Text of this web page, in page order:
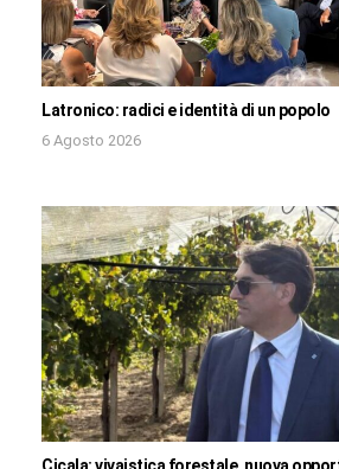
Latronico: radici e identità di un popolo
6 Agosto 2026
Cicala: vivaistica forestale, nuova